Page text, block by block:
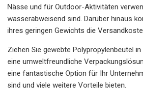
Nässe und für Outdoor-Aktivitäten
wasserabweisend sind. Darüber hinaus
ihres geringen Gewichts die
Ziehen Sie gewebte Polypropylenbeutel
eine umweltfreundliche
eine fantastische Option für Ihr
sind und viele weitere Vorteile bieten.